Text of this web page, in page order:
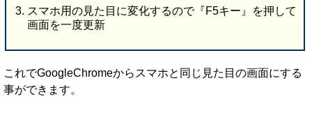
スマホ用の見た目に変化するので『F5キー』を押して
画面を一度更新
これでGoogleChromeからスマホと同じ見た目の画面にする
事ができます。